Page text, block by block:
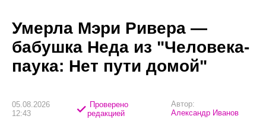
Умерла Мэри Ривера —
бабушка Неда из "Человека-
паука: Нет пути домой"
05.08.2026
12:43
Проверено
редакцией
Автор:
Александр Иванов